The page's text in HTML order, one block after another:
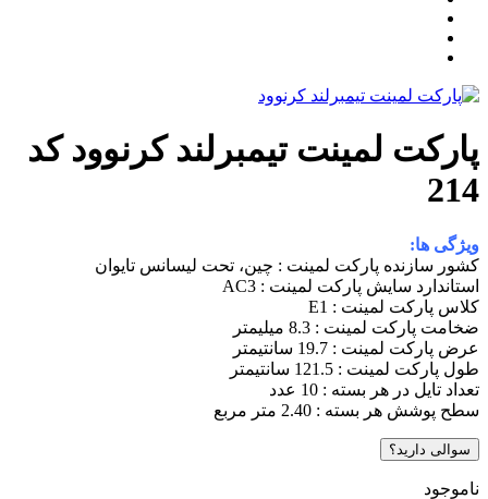
پارکت لمینت تیمبرلند کرنوود کد
214
ویژگی ها:
کشور سازنده پارکت لمینت : چین، تحت لیسانس تایوان
استاندارد سایش پارکت لمینت : AC3
کلاس پارکت لمینت : E1
ضخامت پارکت لمینت : 8.3 میلیمتر
عرض پارکت لمینت : 19.7 سانتیمتر
طول پارکت لمینت : 121.5 سانتیمتر
تعداد تایل در هر بسته : 10 عدد
سطح پوشش هر بسته : 2.40 متر مربع
سوالی دارید؟
ناموجود